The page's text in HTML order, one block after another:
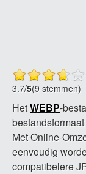
3.7/5(9 stemmen)
HetWEBP-
Met Online-
eenvoudig
compatibelere